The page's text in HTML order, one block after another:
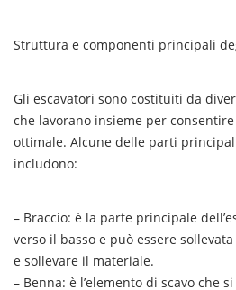
Struttura e componenti principali
Gli escavatori sono costituiti da
che lavorano insieme per
ottimale. Alcune delle parti
includono:
– Braccio: è la parte principale
verso il basso e può essere
e sollevare il materiale.
– Benna: è l’elemento di scavo che